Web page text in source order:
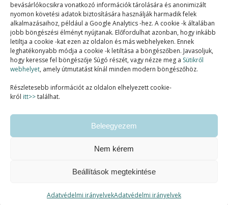
bevásárlókocsikra vonatkozó információk tárolására és anonimizált
nyomon követési adatok biztosítására használják harmadik felek
alkalmazásaihoz, például a Google Analytics -hez. A cookie -k általában
jobb böngészési élményt nyújtanak. Előfordulhat azonban, hogy inkább
letiltja a cookie -kat ezen az oldalon és más webhelyeken. Ennek
leghatékonyabb módja a cookie -k letiltása a böngészőben. Javasoljuk,
hogy keresse fel böngészője Súgó részét, vagy nézze meg a Sütikről
webhelyet, amely útmutatást kínál minden modern böngészőhöz.
Részletesebb információt az oldalon elhelyezett cookie-
król itt>>találhat.
Beleegyezem
Nem kérem
Beállítások megtekintése
Adatvédelmi irányelvekAdatvédelmi irányelvek
SZAKMAI TAGSÁGOK: